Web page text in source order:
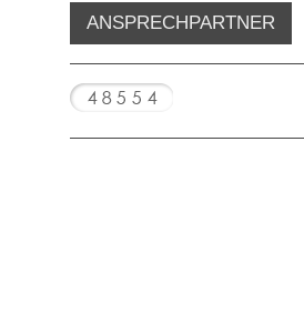
ANSPRECHPARTNER